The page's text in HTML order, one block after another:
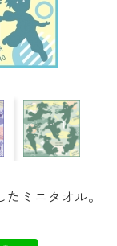
ミニタオル。